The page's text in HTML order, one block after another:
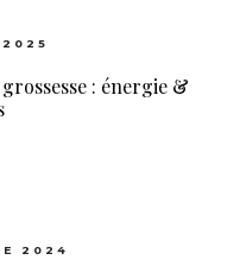
2025
: énergie &
2024